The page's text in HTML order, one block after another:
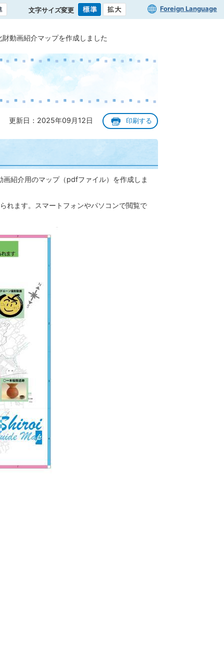
文字サイズ変更 Foreign Language
財動画紹介マップを作成しました
更新日：2025年09月12日 印刷する
紹介用のマップ（pdfファイル）を作成しま
れます。スマートフォンやパソコンで閲覧で